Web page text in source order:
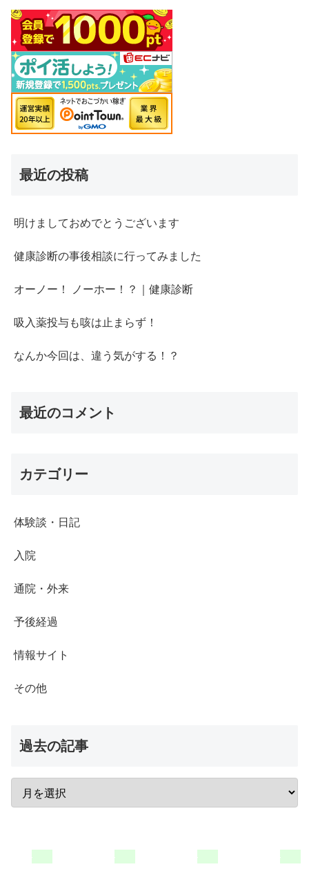
最近の投稿
明けましておめでとうございます
健康診断の事後相談に行ってみました
オーノー！ ノーホー！？｜健康診断
吸入薬投与も咳は止まらず！
なんか今回は、違う気がする！？
最近のコメント
カテゴリー
体験談・日記
入院
通院・外来
予後経過
情報サイト
その他
過去の記事